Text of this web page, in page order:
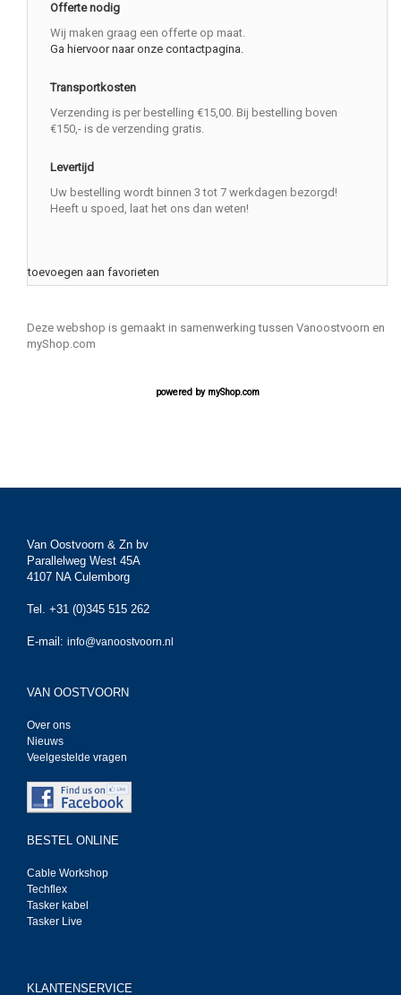
Offerte nodig
Wij maken graag een offerte op maat.
Ga hiervoor naar onze contactpagina.
Transportkosten
Verzending is per bestelling €15,00. Bij bestelling boven
€150,- is de verzending gratis.
Levertijd
Uw bestelling wordt binnen 3 tot 7 werkdagen bezorgd!
Heeft u spoed, laat het ons dan weten!
toevoegen aan favorieten
Deze webshop is gemaakt in samenwerking tussen Vanoostvoorn en
myShop.com
powered by myShop.com
Van Oostvoorn & Zn bv
Parallelweg West 45A
4107 NA Culemborg
Tel. +31 (0)345 515 262
E-mail: info@vanoostvoorn.nl
VAN OOSTVOORN
Over ons
Nieuws
Veelgestelde vragen
BESTEL ONLINE
Cable Workshop
Techflex
Tasker kabel
Tasker Live
KLANTENSERVICE